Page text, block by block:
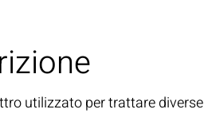
utilizzato per trattare diverse